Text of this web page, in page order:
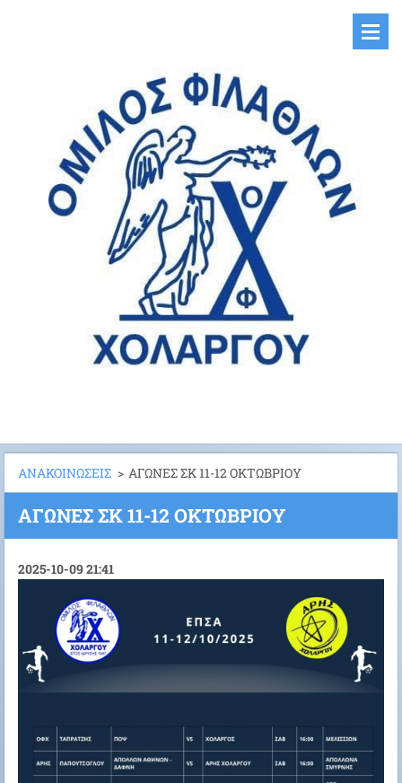
ΑΝΑΚΟΙΝΩΣΕΙΣ > ΑΓΩΝΕΣ ΣΚ 11-12 ΟΚΤΩΒΡΙΟΥ
ΑΓΩΝΕΣ ΣΚ 11-12 ΟΚΤΩΒΡΙΟΥ
2025-10-09 21:41